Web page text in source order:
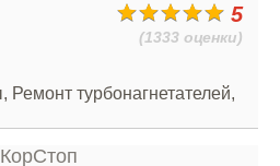
5
(1333 оценки)
Ремонт турбонагнетателей,